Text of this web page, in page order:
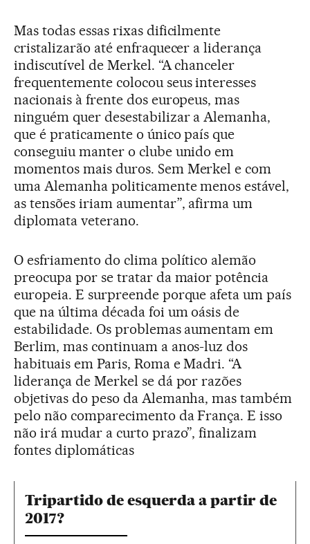
Mas todas essas rixas dificilmente
cristalizarão até enfraquecer a liderança
indiscutível de Merkel. “A chanceler
frequentemente colocou seus interesses
nacionais à frente dos europeus, mas
ninguém quer desestabilizar a Alemanha,
que é praticamente o único país que
conseguiu manter o clube unido em
momentos mais duros. Sem Merkel e com
uma Alemanha politicamente menos estável,
as tensões iriam aumentar”, afirma um
diplomata veterano.
O esfriamento do clima político alemão
preocupa por se tratar da maior potência
europeia. E surpreende porque afeta um país
que na última década foi um oásis de
estabilidade. Os problemas aumentam em
Berlim, mas continuam a anos-luz dos
habituais em Paris, Roma e Madri. “A
liderança de Merkel se dá por razões
objetivas do peso da Alemanha, mas também
pelo não comparecimento da França. E isso
não irá mudar a curto prazo”, finalizam
fontes diplomáticas
Tripartido de esquerda a partir de
2017?